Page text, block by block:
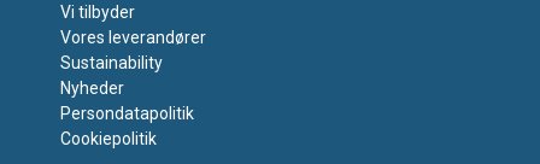
Vi tilbyder
Vores leverandører
Sustainability
Nyheder
Persondatapolitik
Cookiepolitik